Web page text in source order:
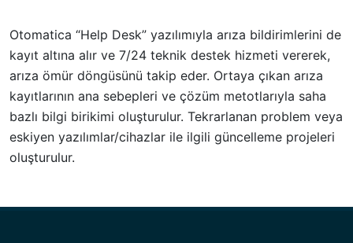
Otomatica “Help Desk” yazılımıyla arıza bildirimlerini de
kayıt altına alır ve 7/24 teknik destek hizmeti vererek,
arıza ömür döngüsünü takip eder. Ortaya çıkan arıza
kayıtlarının ana sebepleri ve çözüm metotlarıyla saha
bazlı bilgi birikimi oluşturulur. Tekrarlanan problem veya
eskiyen yazılımlar/cihazlar ile ilgili güncelleme projeleri
oluşturulur.